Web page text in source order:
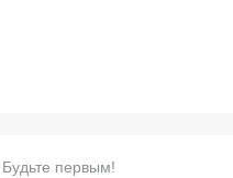
первым!